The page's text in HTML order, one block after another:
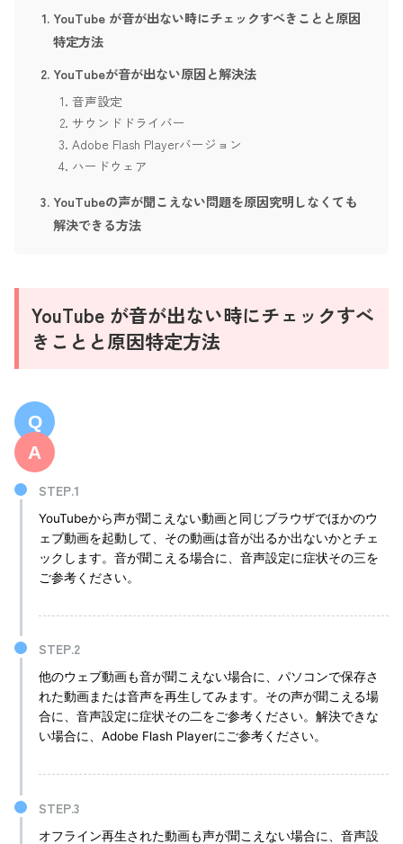
YouTube が音が出ない時にチェックすべきことと原因
特定方法
YouTubeが音が出ない原因と解決法
音声設定
サウンドドライバー
Adobe Flash Playerバージョン
ハードウェア
YouTubeの声が聞こえない問題を原因究明しなくても
解決できる方法
YouTube が音が出ない時にチェックすべ
きことと原因特定方法
YouTubeから声が聞こえない動画と同じブラウザでほかのウ
ェブ動画を起動して、その動画は音が出るか出ないかとチェ
ックします。音が聞こえる場合に、音声設定に症状その三を
ご参考ください。
他のウェブ動画も音が聞こえない場合に、パソコンで保存さ
れた動画または音声を再生してみます。その声が聞こえる場
合に、音声設定に症状その二をご参考ください。解決できな
い場合に、Adobe Flash Playerにご参考ください。
オフライン再生された動画も声が聞こえない場合に、音声設